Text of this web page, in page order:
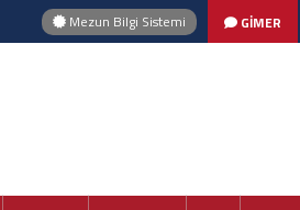
Mezun Bilgi Sistemi GİMER